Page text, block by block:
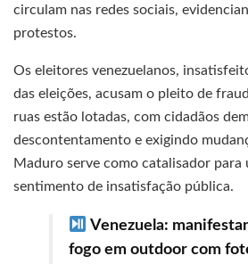
circulam nas redes sociais,
protestos.
Os eleitores venezuelanos,
das eleições, acusam o pleito de
ruas estão lotadas, com cidadãos
descontentamento e exigindo
Maduro serve como catalisador para
sentimento de insatisfação pública.
Venezuela:
fogo em outdoor com